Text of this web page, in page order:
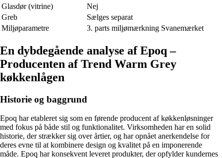
Glasdør (vitrine)
Nej
Greb
Sælges separat
Miljøparametre
3. parts miljømærkning Svanemærket
En dybdegående analyse af Epoq –
Producenten af Trend Warm Grey
køkkenlågen
Historie og baggrund
Epoq har etableret sig som en førende producent af køkkenløsninger
med fokus på både stil og funktionalitet. Virksomheden har en solid
historie, der strækker sig over årtier, og har opnået anerkendelse for
deres evne til at kombinere design og kvalitet på en imponerende
måde. Epoq har konsekvent leveret produkter, der opfylder kundernes